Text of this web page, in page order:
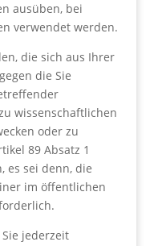
ausüben, bei
verwendet werden.
die sich aus Ihrer
die Sie
wissenschaftlichen
oder zu
89 Absatz 1
es sei denn, die
im öffentlichen
jederzeit